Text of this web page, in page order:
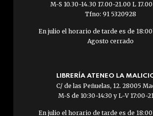
M-S 10.30-14.30 17.00-21.00 L
Tfno: 91 5320928
En julio el horario de tarde es de
Agosto cerrado
LIBRERÍA ATENEO LA
C/ de las Peñuelas, 12. 28005
M-S de 10:30-14:30 y L-V 17:00-
En julio el horario de tarde es de